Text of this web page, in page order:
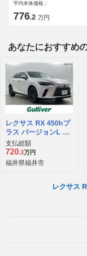
平均本体価格：
776.2 万円
あなたにおすすめ
レクサス RX 450hプ
ラス バージョンL 4W
D
支払総額
720.3万円
福井県福井市
レクサス